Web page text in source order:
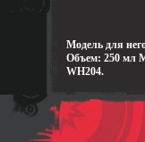
Модель для
Объем: 250 мл
WH204.